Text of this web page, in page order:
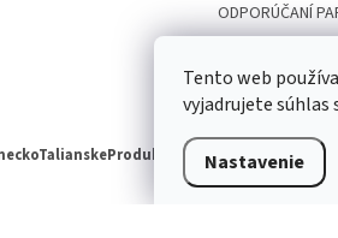
Tento web
vyjadrujete súhlas
Nastavenie
ODPORÚČANÍ
. Všetky práva